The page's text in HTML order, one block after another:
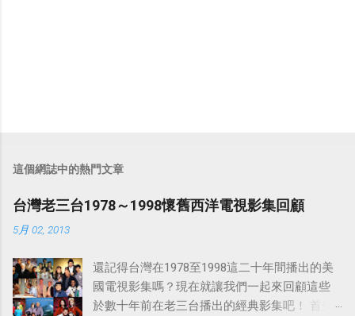
這個網誌中的熱門文章
台灣老三台1978～1998懷舊西洋電視影集回顧
5月 02, 2013
還記得台灣在1978至1998這二十年間播出的美
國電視影集嗎？現在就讓我們一起來回顧這些
於數十年前在老三台播出的經典影集吧！ 首先